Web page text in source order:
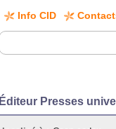
Info CID
Éditeur Presses